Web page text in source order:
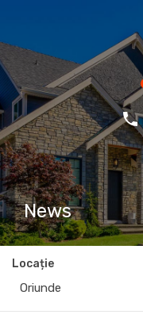
News
Locație
Oriunde